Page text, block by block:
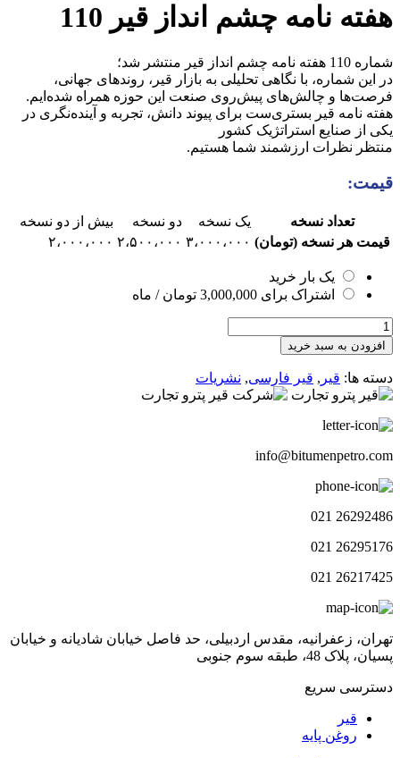
هفته نامه چشم انداز قیر 110
شماره 110 هفته نامه چشم انداز قیر منتشر شد؛
‎در این شماره، با نگاهی تحلیلی به بازار قیر، روندهای جهانی،
فرصت‌ها و چالش‌های پیش‌روی صنعت این حوزه همراه شده‌ایم.
‎هفته نامه قیر بستری‌ست برای پیوند دانش، تجربه و آینده‌نگری در
یکی از صنایع استراتژیک کشور
قیمت:
تعداد نسخه یک نسخه دو نسخه
بیش از دو نسخه
قیمت هر نسخه (تومان) ۳،۰۰۰،۰۰۰ ۲،۵۰۰،۰۰۰ ۲،۰۰۰،۰۰۰
یک بار خرید
اشتراک برای 3,000,000 تومان / ماه
هفته
نامه
چشم
انداز
قیر
عدد
افزودن به سبد خرید
دسته ها: قیر , قیر فارسی, نشریات
info@bitumenpetro.com
26292486 021
26295176 021
26217425 021
تهران، زعفرانیه، مقدس اردبیلی، حد فاصل خیابان شادیانه و خیابان
پسیان، پلاک 48، طبقه سوم جنوبی
دسترسی سریع
قیر
روغن پایه